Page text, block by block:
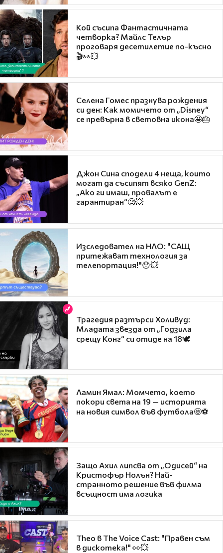
Кой съсипа Фантастичната
четворка? Майлс Телър
проговаря десетилетие по-късно
🎬👀💥
Селена Гомес празнува рождения
си ден: Как момичето от „Disney“
се превърна в световна икона🤩🎂
Джон Сина сподели 4 неща, които
могат да съсипят всяко GenZ:
„Ако ги имаш, провалът е
гарантиран“🧐💥
Изследовател на НЛО: "САЩ
притежават технология за
телепортация!"😯💥
Трагедия разтърси Холивуд:
Младата звезда от „Годзила
срещу Конг“ си отиде на 18🕊️
Ламин Ямал: Момчето, което
покори света на 19 — историята
на новия символ във футбола🤩⚽
Защо Ахил липсва от „Одисей“ на
Кристофър Нолън? Най-
странното решение във филма
всъщност има логика
Theo в The Voice Cast: "Правен съм
в дискотека!" 👀💥